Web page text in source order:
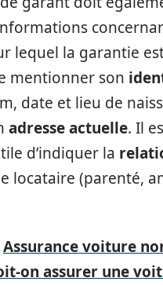
lequel la garantie
mentionner son
date et lieu de
adresse actuelle. Il
d’indiquer la
locataire (parenté,
Assurance voiture
on assurer une